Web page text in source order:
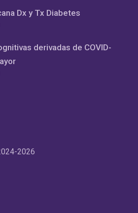
Dx y Tx Diabetes
derivadas de COVID-
2026